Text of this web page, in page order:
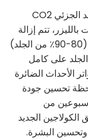
من بين تقنيات الأجهزة، فإن تجديد سطح الجلد الجزئي CO2
تتم إزالة
10-20٪ من الجلد. تبدأ المناطق غير المصابة (80-90٪ من الجلد)
الجلد على كامل
الأحداث الضائرة
تحسين جودة
أسبوعين من
بسبب تخليق الكولاجين الجديد
البشرة.